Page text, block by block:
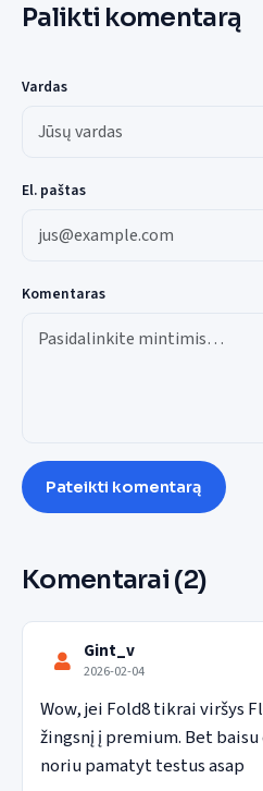
Palikti komentarą
Vardas
El. paštas
Komentaras
Pateikti komentarą
Komentarai (2)
Gint_v
2026-02-04
Wow, jei Fold8 tikrai viršys
žingsnį į premium. Bet
noriu pamatyt testus asap